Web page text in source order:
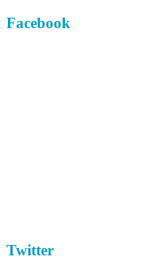
Facebook
Twitter